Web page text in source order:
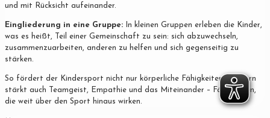
und mit Rücksicht aufeinander.
Eingliederung in eine Gruppe: In kleinen Gruppen erleben die Kinder,
was es heißt, Teil einer Gemeinschaft zu sein: sich abzuwechseln,
zusammenzuarbeiten, anderen zu helfen und sich gegenseitig zu
stärken.
So fördert der Kindersport nicht nur körperliche Fähigkeiten, sondern
stärkt auch Teamgeist, Empathie und das Miteinander – Fähigkeiten,
die weit über den Sport hinaus wirken.